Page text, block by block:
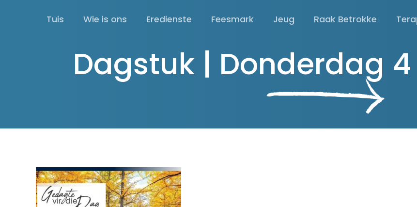
Tuis Wie is ons Eredienste Feesmark Jeug Raak Betrokke
Dagstuk | Donderdag